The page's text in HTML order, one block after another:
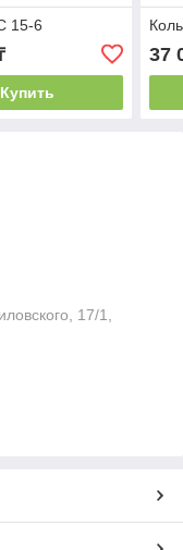
15-6
Купить
37
17/1,